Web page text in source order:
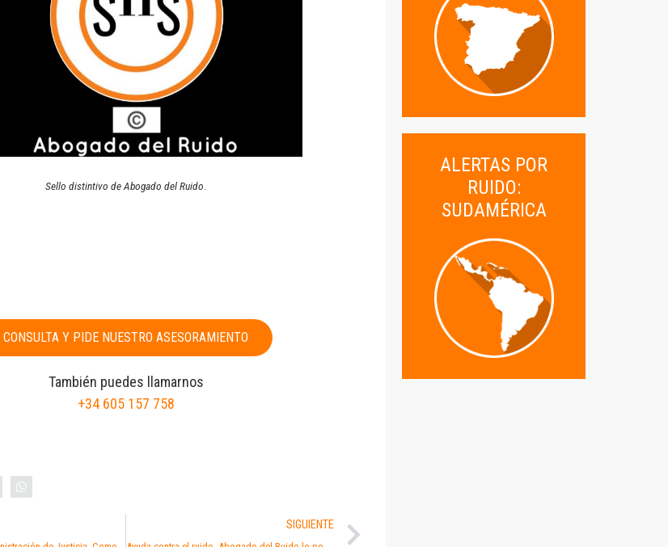
Sello distintivo de Abogado del Ruido
CONSULTA Y PIDE NUESTRO ASESORAMIENTO
También puedes llamarnos
+34 605 157 758
SIGUIENTE
ALERTAS POR
RUIDO:
SUDAMÉRICA